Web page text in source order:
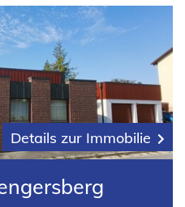
Details zur Immobilie